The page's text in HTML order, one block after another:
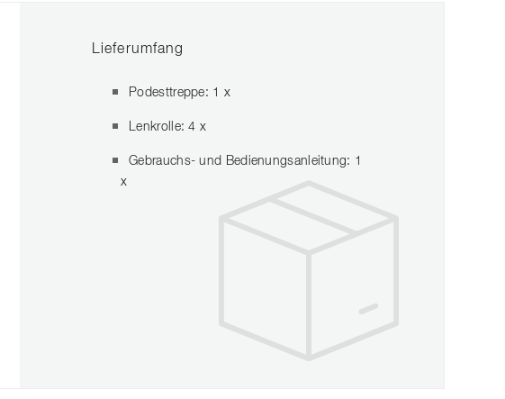
Lieferumfang
Podesttreppe: 1 x
Lenkrolle: 4 x
Gebrauchs- und Bedienungsanleitung: 1
x